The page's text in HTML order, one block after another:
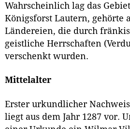
Wahrscheinlich lag das
Königsforst Lautern, gehörte
Ländereien, die durch
geistliche Herrschaften
verschenkt wurden.
Mittelalter
Erster urkundlicher
liegt aus dem Jahr 1287 vor.